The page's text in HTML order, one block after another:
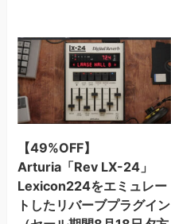
【49%OFF】
Arturia「Rev LX-24」
Lexicon224をエミュレー
トしたリバーブプラグイン